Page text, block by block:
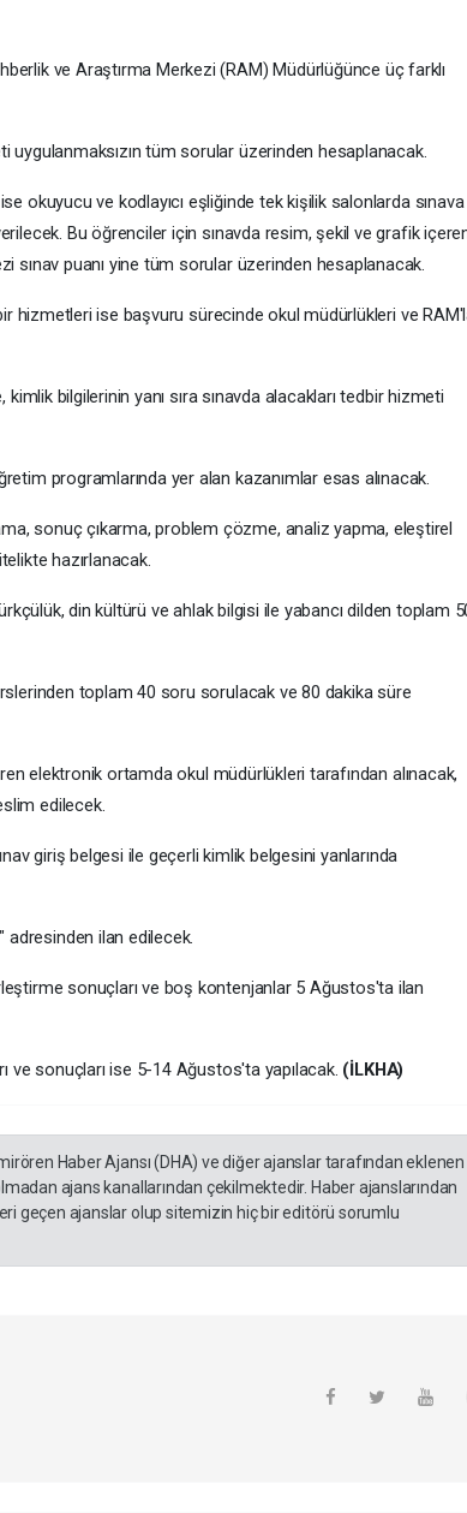
ve Araştırma Merkezi (RAM) Müdürlüğünce üç farklı
uygulanmaksızın tüm sorular üzerinden hesaplanacak.
okuyucu ve kodlayıcı eşliğinde tek kişilik salonlarda sınava
Bu öğrenciler için sınavda resim, şekil ve grafik
sınav puanı yine tüm sorular üzerinden hesaplanacak.
hizmetleri ise başvuru sürecinde okul müdürlükleri ve
bilgilerinin yanı sıra sınavda alacakları tedbir hizmeti
programlarında yer alan kazanımlar esas alınacak.
sonuç çıkarma, problem çözme, analiz yapma, eleştirel
hazırlanacak.
din kültürü ve ahlak bilgisi ile yabancı dilden toplam
toplam 40 soru sorulacak ve 80 dakika süre
elektronik ortamda okul müdürlükleri tarafından alınacak,
edilecek.
giriş belgesi ile geçerli kimlik belgesini yanlarında
adresinden ilan edilecek.
sonuçları ve boş kontenjanlar 5 Ağustos'ta ilan
ve sonuçları ise 5-14 Ağustos'ta yapılacak. (İLKHA)
Haber Ajansı (DHA) ve diğer ajanslar tarafından eklenen
ajans kanallarından çekilmektedir. Haber ajanslarından
geçen ajanslar olup sitemizin hiç bir editörü sorumlu